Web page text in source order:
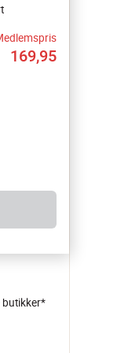
169,95
butikker*